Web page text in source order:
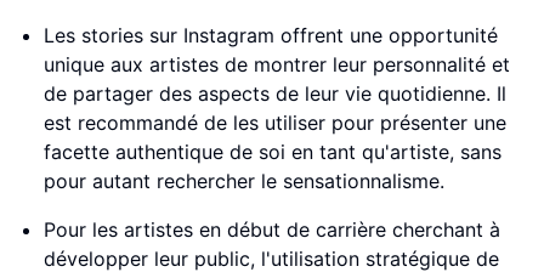
Les stories sur Instagram offrent une opportunité
unique aux artistes de montrer leur personnalité et
de partager des aspects de leur vie quotidienne. Il
est recommandé de les utiliser pour présenter une
facette authentique de soi en tant qu'artiste, sans
pour autant rechercher le sensationnalisme.
Pour les artistes en début de carrière cherchant à
développer leur public, l'utilisation stratégique de